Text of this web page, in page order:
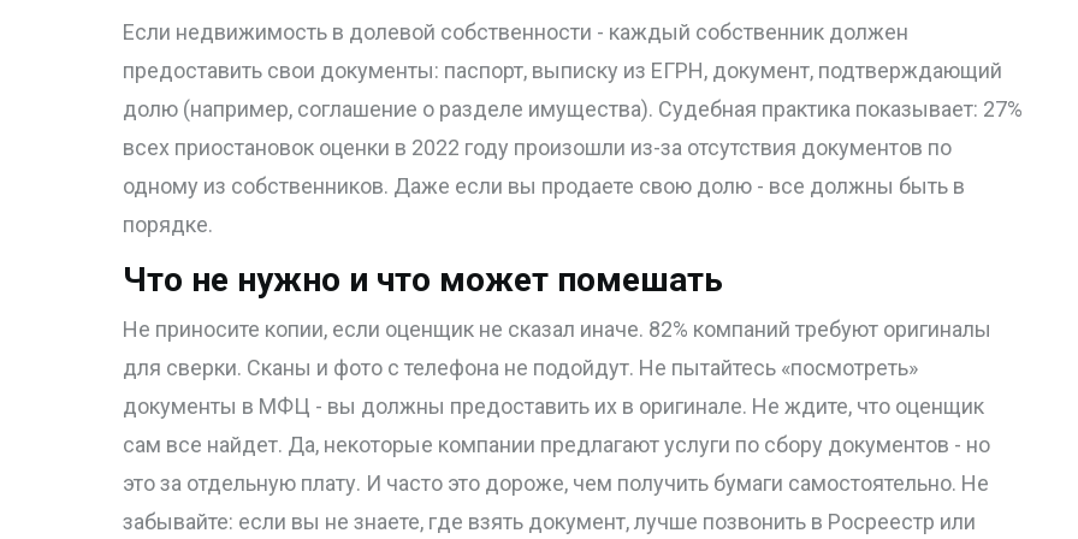
Если недвижимость в долевой собственности - каждый собственник должен
предоставить свои документы: паспорт, выписку из ЕГРН, документ, подтверждающий
долю (например, соглашение о разделе имущества). Судебная практика показывает: 27%
всех приостановок оценки в 2022 году произошли из-за отсутствия документов по
одному из собственников. Даже если вы продаете свою долю - все должны быть в
порядке.
Что не нужно и что может помешать
Не приносите копии, если оценщик не сказал иначе. 82% компаний требуют оригиналы
для сверки. Сканы и фото с телефона не подойдут. Не пытайтесь «посмотреть»
документы в МФЦ - вы должны предоставить их в оригинале. Не ждите, что оценщик
сам все найдет. Да, некоторые компании предлагают услуги по сбору документов - но
это за отдельную плату. И часто это дороже, чем получить бумаги самостоятельно. Не
забывайте: если вы не знаете, где взять документ, лучше позвонить в Росреестр или